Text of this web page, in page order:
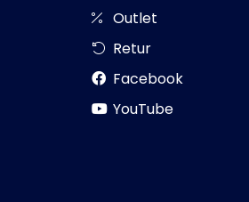
Outlet
Retur
Facebook
YouTube